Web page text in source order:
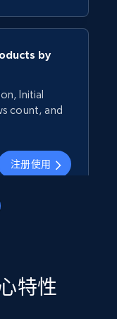
by
Initial
count, and
注册使用
count, and
特性